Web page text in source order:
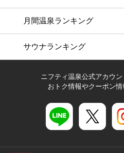
月間温泉ランキング
サウナランキング
ニフティ温泉公式アカウ
おトク情報やクーポン